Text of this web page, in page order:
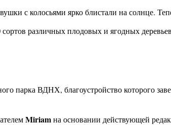
с колосьями ярко блистали на солнце.
различных плодовых и ягодных
парка ВДНХ, благоустройство которого
Miriamна основании действующей